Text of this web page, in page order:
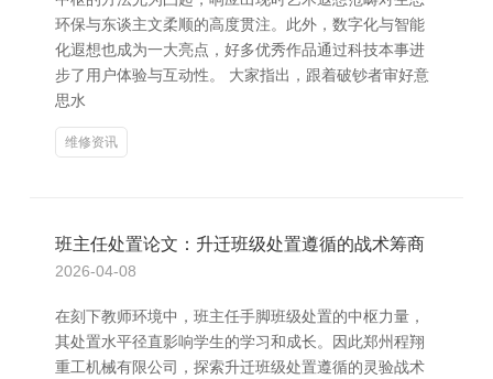
环保与东谈主文柔顺的高度贯注。此外，数字化与智能
化遐想也成为一大亮点，好多优秀作品通过科技本事进
步了用户体验与互动性。 大家指出，跟着破钞者审好意
思水
维修资讯
班主任处置论文：升迁班级处置遵循的战术筹商
2026-04-08
在刻下教师环境中，班主任手脚班级处置的中枢力量，
其处置水平径直影响学生的学习和成长。因此郑州程翔
重工机械有限公司，探索升迁班级处置遵循的灵验战术